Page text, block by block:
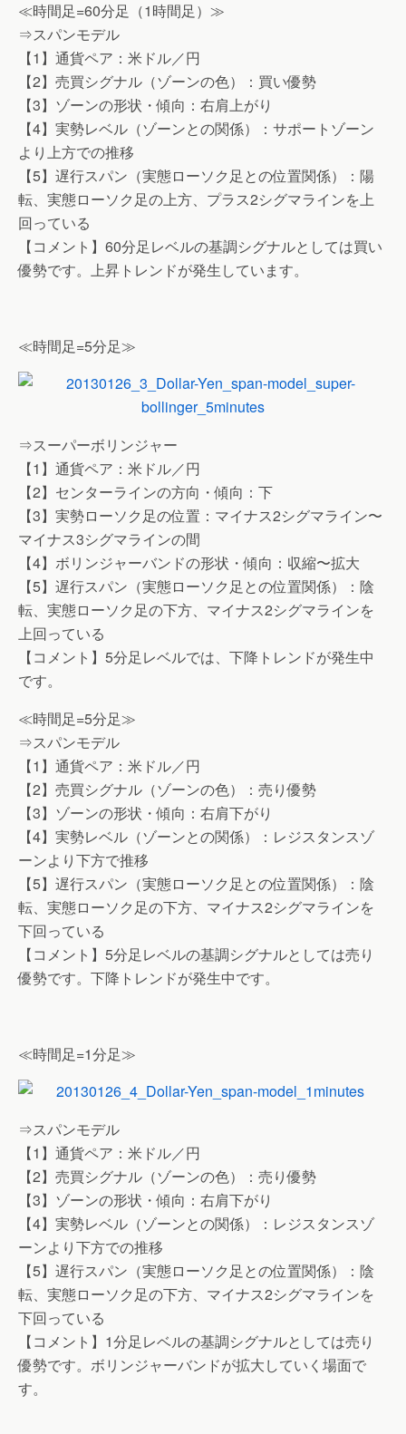
≪時間足=60分足（1時間足）≫
⇒スパンモデル
【1】通貨ペア：米ドル／円
【2】売買シグナル（ゾーンの色）：買い優勢
【3】ゾーンの形状・傾向：右肩上がり
【4】実勢レベル（ゾーンとの関係）：サポートゾーン
より上方での推移
【5】遅行スパン（実態ローソク足との位置関係）：陽
転、実態ローソク足の上方、プラス2シグマラインを上
回っている
【コメント】60分足レベルの基調シグナルとしては買い
優勢です。上昇トレンドが発生しています。
≪時間足=5分足≫
⇒スーパーボリンジャー
【1】通貨ペア：米ドル／円
【2】センターラインの方向・傾向：下
【3】実勢ローソク足の位置：マイナス2シグマライン〜
マイナス3シグマラインの間
【4】ボリンジャーバンドの形状・傾向：収縮〜拡大
【5】遅行スパン（実態ローソク足との位置関係）：陰
転、実態ローソク足の下方、マイナス2シグマラインを
上回っている
【コメント】5分足レベルでは、下降トレンドが発生中
です。
≪時間足=5分足≫
⇒スパンモデル
【1】通貨ペア：米ドル／円
【2】売買シグナル（ゾーンの色）：売り優勢
【3】ゾーンの形状・傾向：右肩下がり
【4】実勢レベル（ゾーンとの関係）：レジスタンスゾ
ーンより下方で推移
【5】遅行スパン（実態ローソク足との位置関係）：陰
転、実態ローソク足の下方、マイナス2シグマラインを
下回っている
【コメント】5分足レベルの基調シグナルとしては売り
優勢です。下降トレンドが発生中です。
≪時間足=1分足≫
⇒スパンモデル
【1】通貨ペア：米ドル／円
【2】売買シグナル（ゾーンの色）：売り優勢
【3】ゾーンの形状・傾向：右肩下がり
【4】実勢レベル（ゾーンとの関係）：レジスタンスゾ
ーンより下方での推移
【5】遅行スパン（実態ローソク足との位置関係）：陰
転、実態ローソク足の下方、マイナス2シグマラインを
下回っている
【コメント】1分足レベルの基調シグナルとしては売り
優勢です。ボリンジャーバンドが拡大していく場面で
す。